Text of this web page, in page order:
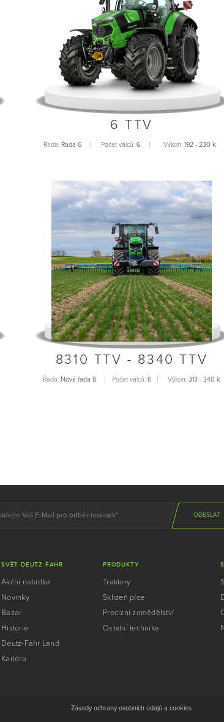
6 TTV
Řada: Řada 6 Počet válců: 6 Výkon:192 - 230 k
8310 TTV - 8340 TTV
Řada: Nová řada 8 Počet válců:6 Výkon: 313 - 340 k
ODESLAT
SVĚT DEUTZ-FAHR
Akční nabídka
Novinky
Bazar
Historie
Deutz-Fahr Land
Kariéra
PRODUKTY
Traktory
Sklizeň píce
Precizní zemědělství
Ostatní technika
Zásady ochrany osobních údajů a cookies